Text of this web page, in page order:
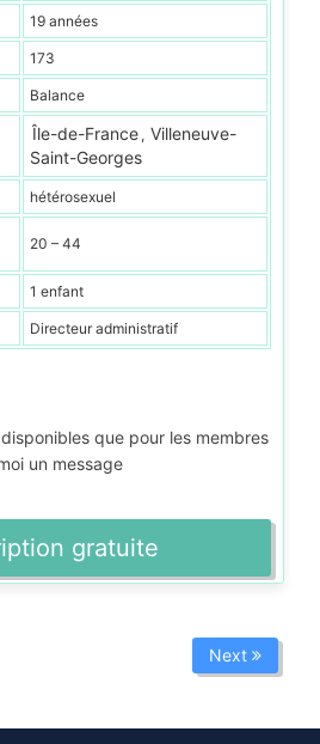
19 années
173
Balance
Île-de-France , Villeneuve-
Saint-Georges
hétérosexuel
20 – 44
1 enfant
Directeur administratif
que pour les membres
un message
gratuite
Next